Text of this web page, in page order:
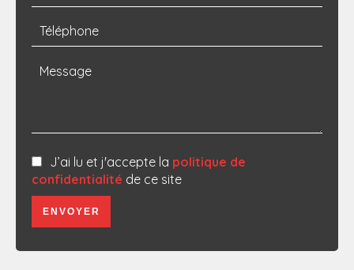
J’ai lu et j'accepte la politique de
confidentialité de ce site
ENVOYER